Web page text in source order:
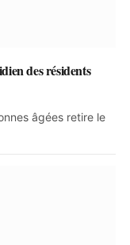
des résidents
âgées retire le